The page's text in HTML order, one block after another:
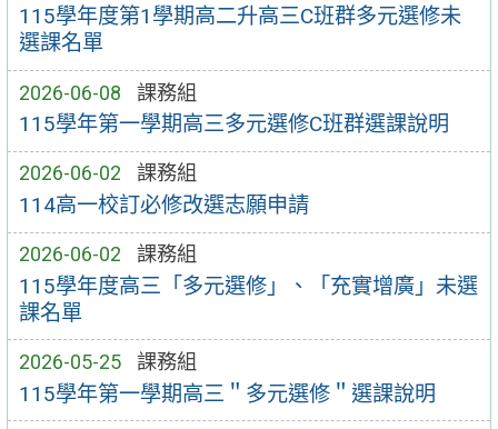
115學年度第1學期高二升高三C班群多元選修未
選課名單
2026-06-08 課務組
115學年第一學期高三多元選修C班群選課說明
2026-06-02 課務組
114高一校訂必修改選志願申請
2026-06-02 課務組
115學年度高三「多元選修」、「充實增廣」未選
課名單
2026-05-25 課務組
115學年第一學期高三＂多元選修＂選課說明